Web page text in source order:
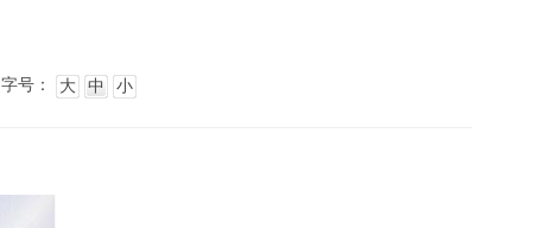
字号： 大 中 小